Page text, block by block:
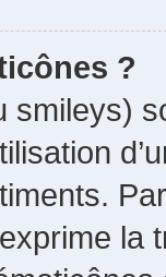
?
smileys)
exprime